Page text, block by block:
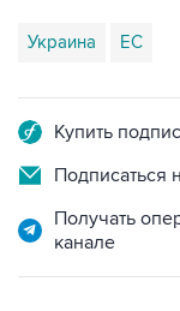
Украина ЕС
Купить
Подписаться
Получать
канале